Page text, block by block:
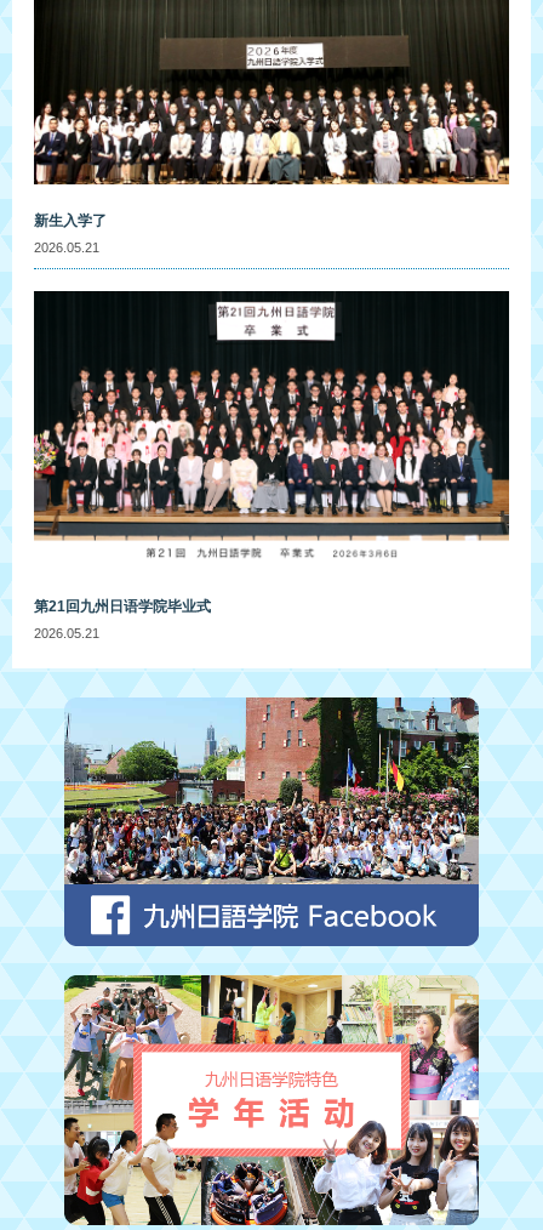
新生入学了
2026.05.21
第21回九州日语学院毕业式
2026.05.21